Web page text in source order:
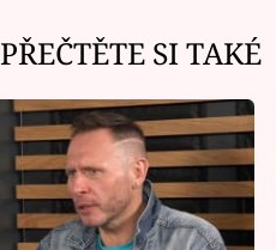
PŘEČTĚTE SI TAKÉ